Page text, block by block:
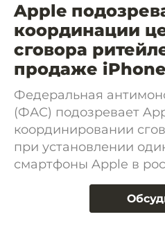
Apple
координации
сговора
продаже iPhone
Федеральная
(ФАС) подозревает
координировании
при установлении
смартфоны Apple в